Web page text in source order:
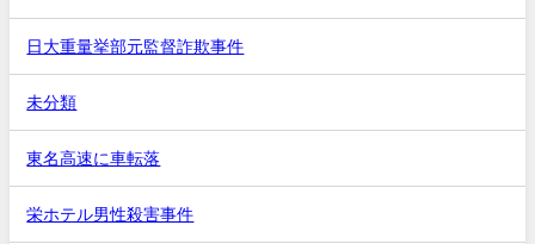
日大重量挙部元監督詐欺事件
未分類
東名高速に車転落
栄ホテル男性殺害事件